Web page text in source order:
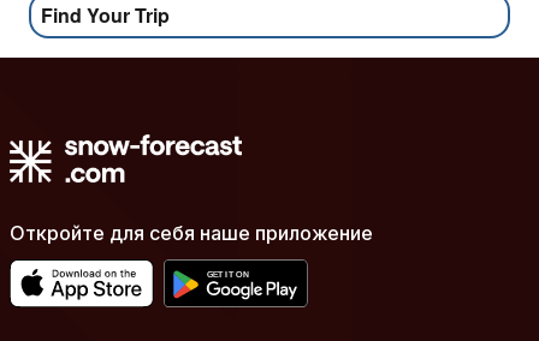
Find Your Trip
Откройте для себя наше приложение